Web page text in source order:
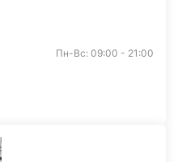
Пн-Вс: 09:00 - 21:00